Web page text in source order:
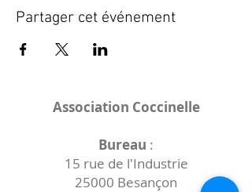
Partager cet événement
Association Coccinelle
Bureau :
15 rue de l'Industrie
25000 Besançon